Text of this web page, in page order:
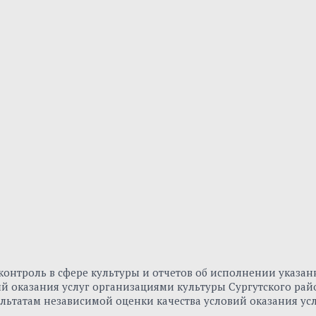
в сфере культуры и отчетов об исполнении
оказания услуг организациями культуры Сургутского
независимой оценки качества условий оказания